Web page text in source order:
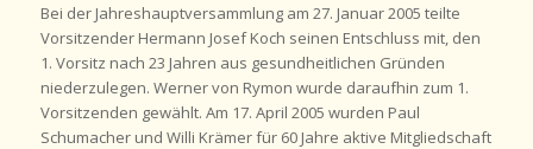
Bei der Jahreshauptversammlung am 27. Januar 2005 teilte
Vorsitzender Hermann Josef Koch seinen Entschluss mit, den
1. Vorsitz nach 23 Jahren aus gesundheitlichen Gründen
niederzulegen. Werner von Rymon wurde daraufhin zum 1.
Vorsitzenden gewählt. Am 17. April 2005 wurden Paul
Schumacher und Willi Krämer für 60 Jahre aktive Mitgliedschaft